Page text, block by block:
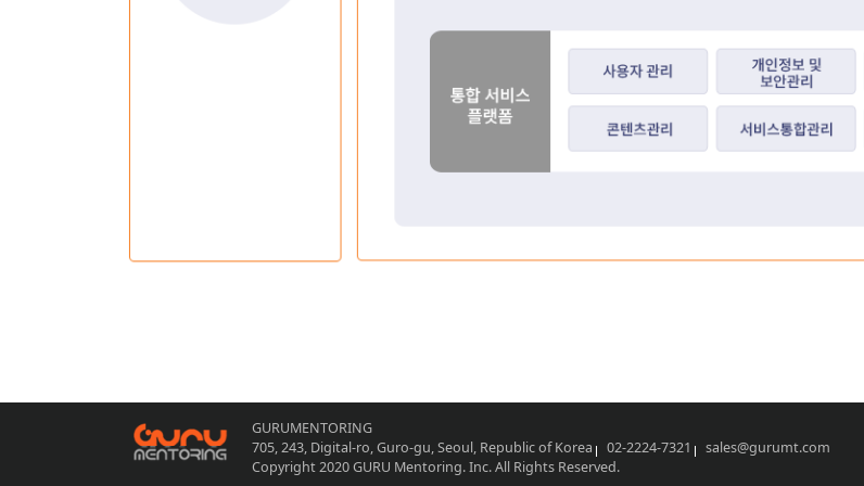
GURUMENTORING
705, 243, Digital-ro, Guro-gu, Seoul, Republic of Korea
02-2224-7321
sales@gurumt.com
Copyright 2020 GURU Mentoring. Inc. All Rights Reserved.